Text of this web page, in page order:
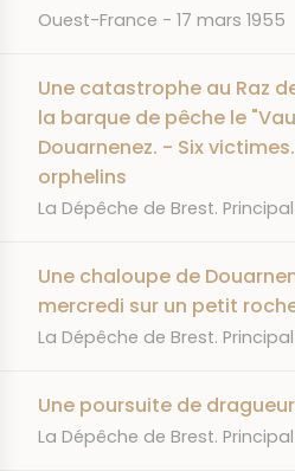
JOURNAL
Ouest-France DATE
17 mars 1955
Une catastrophe au Raz
la barque de pêche le
Douarnenez. - Six
orphelins
JOURNAL
La Dépêche de Brest. Principal
Une chaloupe de
mercredi sur un petit
JOURNAL
La Dépêche de Brest. Principal
Une poursuite de
JOURNAL
La Dépêche de Brest. Principal